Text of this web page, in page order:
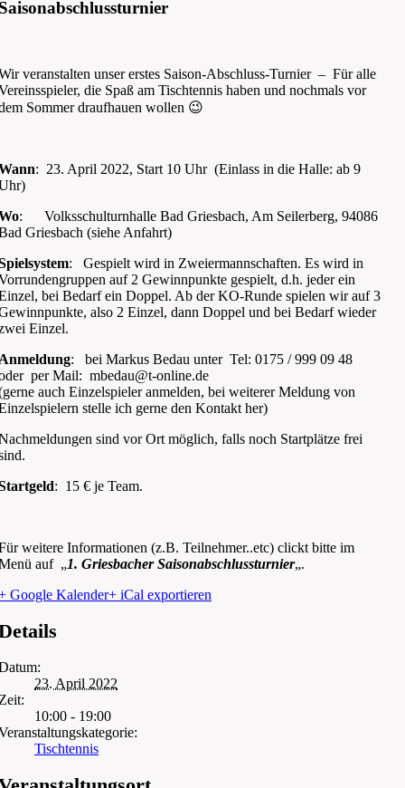
veranstalten unser erstes Saison-Abschluss-Turnier – Für alle
die Spaß am Tischtennis haben und nochmals vor
Sommer draufhauen wollen 😉
: 23. April 2022, Start 10 Uhr (Einlass in die Halle: ab 9
: Volksschulturnhalle Bad Griesbach, Am Seilerberg, 94086
Griesbach (siehe Anfahrt)
: Gespielt wird in Zweiermannschaften. Es wird in
auf 2 Gewinnpunkte gespielt, d.h. jeder ein
bei Bedarf ein Doppel. Ab der KO-Runde spielen wir auf 3
also 2 Einzel, dann Doppel und bei Bedarf wieder
Einzel.
: bei Markus Bedau unter Tel: 0175 / 999 09 48
per Mail: mbedau@t-online.de
auch Einzelspieler anmelden, bei weiterer Meldung von
stelle ich gerne den Kontakt her)
sind vor Ort möglich, falls noch Startplätze frei
: 15 € je Team.
weitere Informationen (z.B. Teilnehmer..etc) clickt bitte im
auf „1. Griesbacher Saisonabschlussturnier„.
Google Kalender+ iCal exportieren
23. April 2022
10:00 - 19:00
Tischtennis